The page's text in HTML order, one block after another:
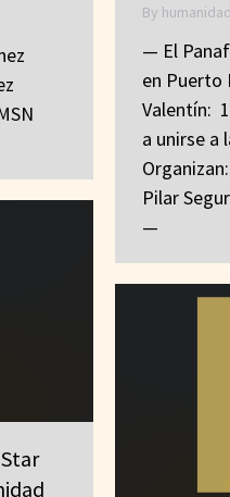
By
— El
en Puerto
Valentín:
a unirse a
Pilar
—